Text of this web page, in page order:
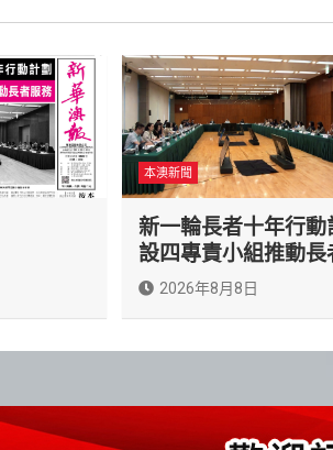
本澳新聞
新一輪長者十年行動
設四專責小組推動長
2026年8月8日